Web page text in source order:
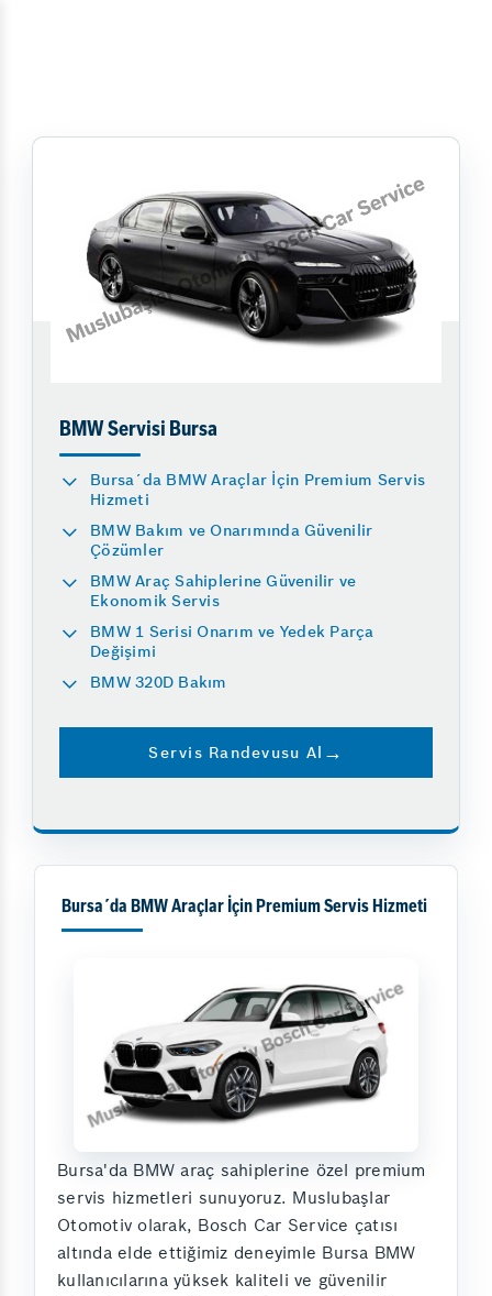
BMW Servisi Bursa
Bursa´da BMW Araçlar İçin Premium Servis
Hizmeti
BMW Bakım ve Onarımında Güvenilir
Çözümler
BMW Araç Sahiplerine Güvenilir ve
Ekonomik Servis
BMW 1 Serisi Onarım ve Yedek Parça
Değişimi
BMW 320D Bakım
Servis Randevusu Al
Bursa´da BMW Araçlar İçin Premium Servis Hizmeti
Bursa'da BMW araç sahiplerine özel premium
servis hizmetleri sunuyoruz. Muslubaşlar
Otomotiv olarak, Bosch Car Service çatısı
altında elde ettiğimiz deneyimle Bursa BMW
kullanıcılarına yüksek kaliteli ve güvenilir